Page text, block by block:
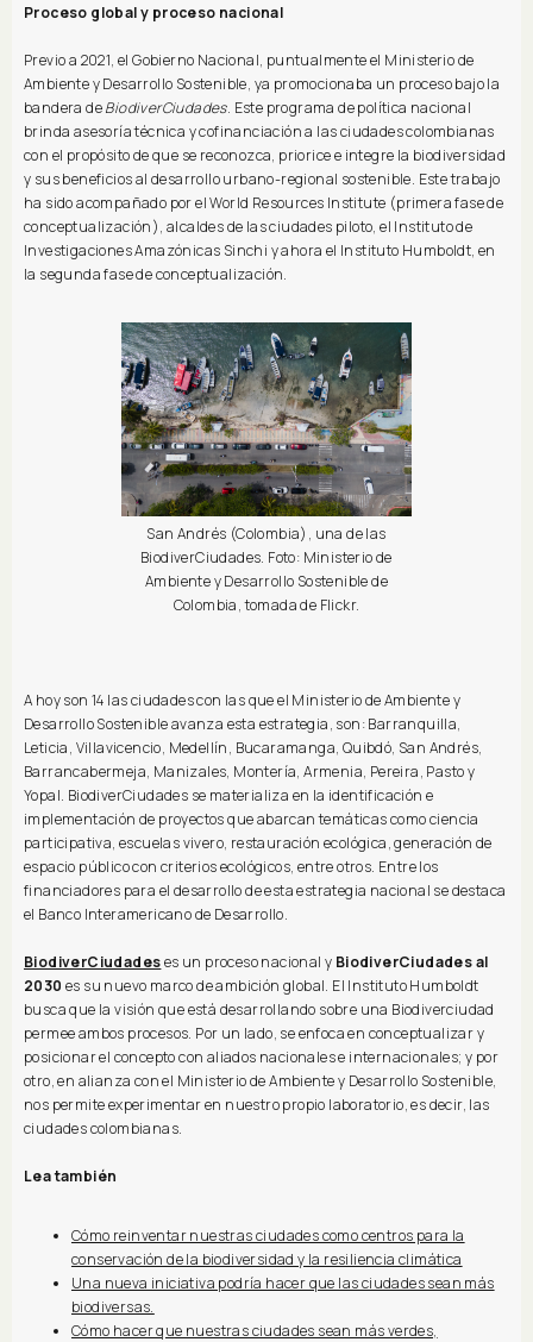
Proceso global y proceso nacional
Previo a 2021, el Gobierno Nacional, puntualmente el Ministerio de
Ambiente y Desarrollo Sostenible, ya promocionaba un proceso bajo la
bandera deBiodiverCiudades. Este programa de política nacional
brinda asesoría técnica y cofinanciación a las ciudades colombianas
con el propósito de que se reconozca, priorice e integre la biodiversidad
y sus beneficios al desarrollo urbano-regional sostenible. Este trabajo
ha sido acompañado por el World Resources Institute (primera fase de
conceptualización), alcaldes de las ciudades piloto, el Instituto de
Investigaciones Amazónicas Sinchi y ahora el Instituto Humboldt, en
la segunda fase de conceptualización.
San Andrés (Colombia), una de las
BiodiverCiudades. Foto: Ministerio de
Ambiente y Desarrollo Sostenible de
Colombia, tomada de Flickr.
A hoy son 14 las ciudades con las que el Ministerio de Ambiente y
Desarrollo Sostenible avanza esta estrategia, son: Barranquilla,
Leticia, Villavicencio, Medellín, Bucaramanga, Quibdó, San Andrés,
Barrancabermeja, Manizales, Montería, Armenia, Pereira, Pasto y
Yopal. BiodiverCiudades se materializa en la identificación e
implementación de proyectos que abarcan temáticas como ciencia
participativa, escuelas vivero, restauración ecológica, generación de
espacio público con criterios ecológicos, entre otros. Entre los
financiadores para el desarrollo de esta estrategia nacional se destaca
el Banco Interamericano de Desarrollo.
BiodiverCiudadeses un proceso nacional y BiodiverCiudades al
2030 es su nuevo marco de ambición global. El Instituto Humboldt
busca que la visión que está desarrollando sobre una Biodiverciudad
permee ambos procesos. Por un lado, se enfoca en conceptualizar y
posicionar el concepto con aliados nacionales e internacionales; y por
otro, en alianza con el Ministerio de Ambiente y Desarrollo Sostenible,
nos permite experimentar en nuestro propio laboratorio, es decir, las
ciudades colombianas.
Lea también
Cómo reinventar nuestras ciudades como centros para la
conservación de la biodiversidad y la resiliencia climática
Una nueva iniciativa podría hacer que las ciudades sean más
biodiversas.
Cómo hacer que nuestras ciudades sean más verdes,